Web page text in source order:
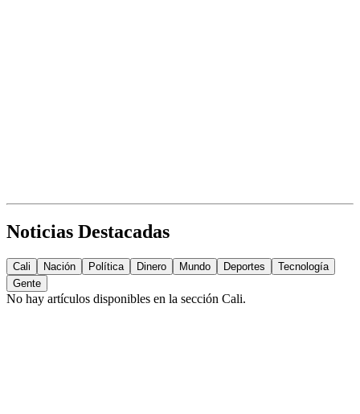
Noticias Destacadas
Cali Nación Política Dinero Mundo Deportes
Tecnología
Gente
No hay artículos disponibles en la sección Cali.